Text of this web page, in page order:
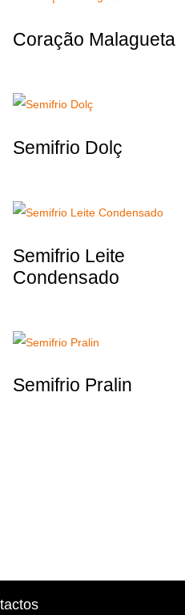
Coração Malagueta
Semifrio Dolç
Semifrio Leite
Condensado
Semifrio Pralin